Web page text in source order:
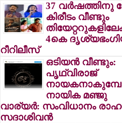
37 വര്‍ഷത്തിനു
കിരീടം വീണ്ടും
4കെ
റീറിലീസ്
ഒടിയന്‍ വീണ്ടും:
പൃഥ്വിരാജ്
നായിക മഞ്ജു
വാര്യര്‍: സംവിധാനം
സദാശിവന്‍